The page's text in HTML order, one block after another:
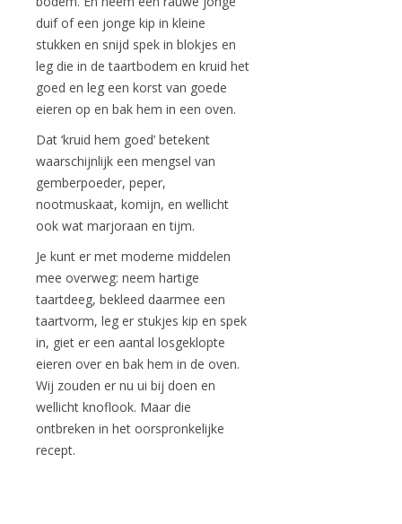
duif of een jonge kip in kleine
stukken en snijd spek in blokjes en
leg die in de taartbodem en kruid het
goed en leg een korst van goede
eieren op en bak hem in een oven.
Dat ‘kruid hem goed’ betekent
waarschijnlijk een mengsel van
gemberpoeder, peper,
nootmuskaat, komijn, en wellicht
ook wat marjoraan en tijm.
Je kunt er met moderne middelen
mee overweg: neem hartige
taartdeeg, bekleed daarmee een
taartvorm, leg er stukjes kip en spek
in, giet er een aantal losgeklopte
eieren over en bak hem in de oven.
Wij zouden er nu ui bij doen en
wellicht knoflook. Maar die
ontbreken in het oorspronkelijke
recept.